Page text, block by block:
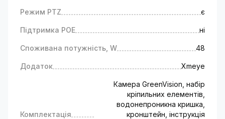
Режим PTZ є
Підтримка РОЕ ні
Споживана потужність, W 48
Додаток Xmeye
Комплектація
Камера GreenVision, набір
кріпильних елементів,
водонепроникна кришка,
кронштейн, інструкція